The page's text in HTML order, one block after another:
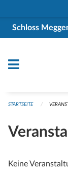
Schloss
STARTSEITE
Keine